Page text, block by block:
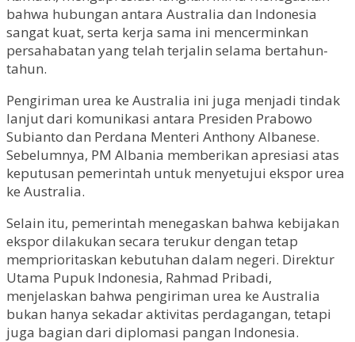
bahwa hubungan antara Australia dan Indonesia
sangat kuat, serta kerja sama ini mencerminkan
persahabatan yang telah terjalin selama bertahun-
tahun.
Pengiriman urea ke Australia ini juga menjadi tindak
lanjut dari komunikasi antara Presiden Prabowo
Subianto dan Perdana Menteri Anthony Albanese.
Sebelumnya, PM Albania memberikan apresiasi atas
keputusan pemerintah untuk menyetujui ekspor urea
ke Australia.
Selain itu, pemerintah menegaskan bahwa kebijakan
ekspor dilakukan secara terukur dengan tetap
memprioritaskan kebutuhan dalam negeri. Direktur
Utama Pupuk Indonesia, Rahmad Pribadi,
menjelaskan bahwa pengiriman urea ke Australia
bukan hanya sekadar aktivitas perdagangan, tetapi
juga bagian dari diplomasi pangan Indonesia.